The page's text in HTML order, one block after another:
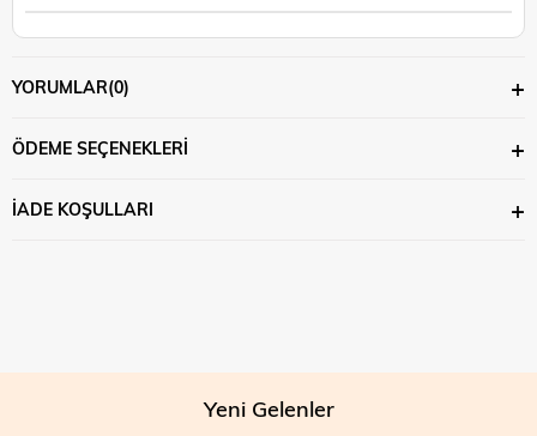
YORUMLAR(0)
ÖDEME SEÇENEKLERI
İADE KOŞULLARI
Yeni Gelenler